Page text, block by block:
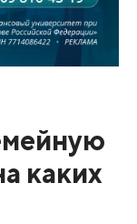
каких